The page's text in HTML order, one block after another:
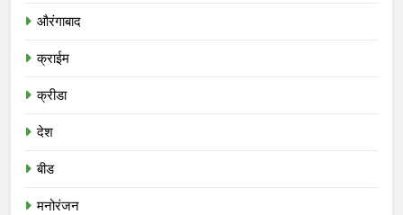
औरंगाबाद
क्राईम
क्रीडा
देश
बीड
मनोरंजन